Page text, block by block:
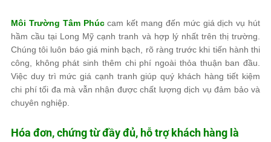
Môi Trường Tâm Phúccam kết mang đến mức giá dịch vụ hút
hầm cầu tại Long Mỹ cạnh tranh và hợp lý nhất trên thị trường.
Chúng tôi luôn báo giá minh bạch, rõ ràng trước khi tiến hành thi
công, không phát sinh thêm chi phí ngoài thỏa thuận ban đầu.
Việc duy trì mức giá cạnh tranh giúp quý khách hàng tiết kiệm
chi phí tối đa mà vẫn nhận được chất lượng dịch vụ đảm bảo và
chuyên nghiệp.
Hóa đơn, chứng từ đầy đủ, hỗ trợ khách hàng là